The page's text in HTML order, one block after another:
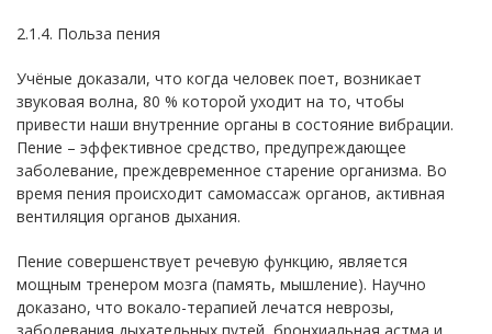
2.1.4. Польза пения
Учёные доказали, что когда человек поет, возникает
звуковая волна, 80 % которой уходит на то, чтобы
привести наши внутренние органы в состояние вибрации.
Пение – эффективное средство, предупреждающее
заболевание, преждевременное старение организма. Во
время пения происходит самомассаж органов, активная
вентиляция органов дыхания.
Пение совершенствует речевую функцию, является
мощным тренером мозга (память, мышление). Научно
доказано, что вокало-терапией лечатся неврозы,